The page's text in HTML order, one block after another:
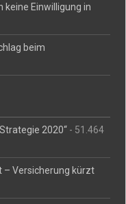
keine Einwilligung in
beim
2020“ - 51.464
– Versicherung kürzt